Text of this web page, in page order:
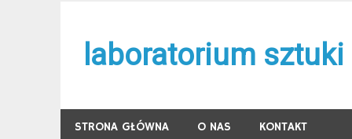
contentlaboratorium sztuki
STRONA GŁÓWNA O NAS KONTAKT